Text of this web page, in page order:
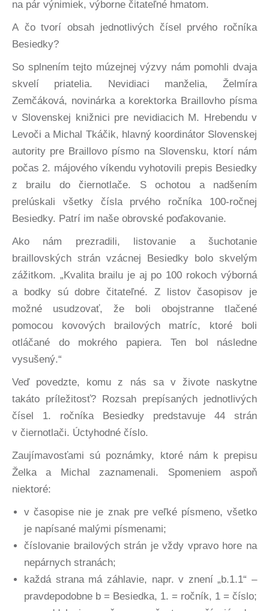
na pár výnimiek, výborne čitateľné hmatom.
A čo tvorí obsah jednotlivých čísel prvého ročníka
Besiedky?
So splnením tejto múzejnej výzvy nám pomohli dvaja
skvelí priatelia. Nevidiaci manželia, Želmíra
Zemčáková, novinárka a korektorka Braillovho písma
v Slovenskej knižnici pre nevidiacich M. Hrebendu v
Levoči a Michal Tkáčik, hlavný koordinátor Slovenskej
autority pre Braillovo písmo na Slovensku, ktorí nám
počas 2. májového víkendu vyhotovili prepis Besiedky
z brailu do čiernotlače. S ochotou a nadšením
prelúskali všetky čísla prvého ročníka 100-ročnej
Besiedky. Patrí im naše obrovské poďakovanie.
Ako nám prezradili, listovanie a šuchotanie
braillovských strán vzácnej Besiedky bolo skvelým
zážitkom. „Kvalita brailu je aj po 100 rokoch výborná
a bodky sú dobre čitateľné. Z listov časopisov je
možné usudzovať, že boli obojstranne tlačené
pomocou kovových brailových matríc, ktoré boli
otláčané do mokrého papiera. Ten bol následne
vysušený.“
Veď povedzte, komu z nás sa v živote naskytne
takáto príležitosť? Rozsah prepísaných jednotlivých
čísel 1. ročníka Besiedky predstavuje 44 strán
v čiernotlači. Úctyhodné číslo.
Zaujímavosťami sú poznámky, ktoré nám k prepisu
Želka a Michal zaznamenali. Spomeniem aspoň
niektoré:
v časopise nie je znak pre veľké písmeno, všetko
je napísané malými písmenami;
číslovanie brailových strán je vždy vpravo hore na
nepárnych stranách;
každá strana má záhlavie, napr. v znení „b.1.1“ –
pravdepodobne b = Besiedka, 1. = ročník, 1 = číslo;